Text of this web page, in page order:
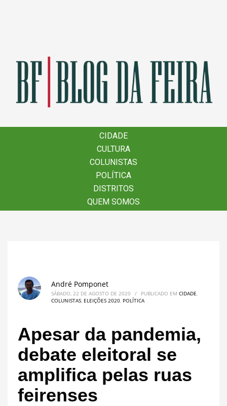
CIDADE
CULTURA
COLUNISTAS
POLÍTICA
DISTRITOS
QUEM SOMOS
CIDADE
CULTURA
COLUNISTAS
POLÍTICA
DISTRITOS
QUEM SOMOS
André Pomponet
SÁBADO, 22 DE AGOSTO DE 2020 / PUBLICADO EM CIDADE,
COLUNISTAS, ELEIÇÕES 2020, POLÍTICA
Apesar da pandemia,
debate eleitoral se
amplifica pelas ruas
feirenses